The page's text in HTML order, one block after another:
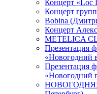
Концерт «Loc
Концерт
Bobina
Концерт
METELICA
Презентация
«Новогодний
Презентация
«Новогодний
НОВОГОДНЯЯ